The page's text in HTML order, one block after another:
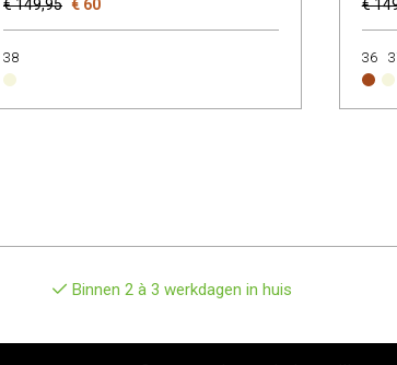
€ 149,95 € 60
38
€
36
Binnen 2 à 3 werkdagen in huis